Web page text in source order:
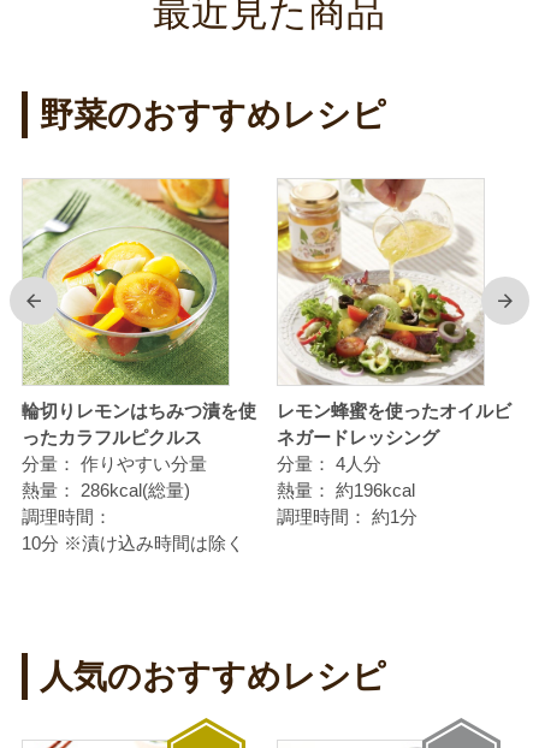
最近見た商品
野菜のおすすめレシピ
前
輪切りレモンはちみつ漬を使
ったカラフルピクルス
分量： 作りやすい分量
熱量：
286kcal(総量)
調理時間：
10分 ※漬け込み時間は除く
レモン蜂蜜を使ったオイルビ
ネガードレッシング
分量： 4人分
熱量： 約196kcal
調理時間： 約1分
次
人気のおすすめレシピ